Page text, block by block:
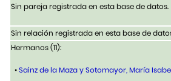
Sin pareja registrada en esta base de datos.
Sin relación registrada en esta base de
Hermanos (11):
•Sainz de la Maza y Sotomayor, María